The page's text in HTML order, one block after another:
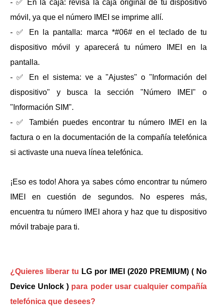
- ✅ En la caja: revisa la caja original de tu dispositivo
móvil, ya que el número IMEI se imprime allí.
- ✅ En la pantalla: marca *#06# en el teclado de tu
dispositivo móvil y aparecerá tu número IMEI en la
pantalla.
- ✅ En el sistema: ve a "Ajustes" o "Información del
dispositivo" y busca la sección "Número IMEI" o
"Información SIM".
- ✅ También puedes encontrar tu número IMEI en la
factura o en la documentación de la compañía telefónica
si activaste una nueva línea telefónica.
¡Eso es todo! Ahora ya sabes cómo encontrar tu número
IMEI en cuestión de segundos. No esperes más,
encuentra tu número IMEI ahora y haz que tu dispositivo
móvil trabaje para ti.
¿Quieres liberar tu LG por IMEI (2020 PREMIUM) ( No
Device Unlock ) para poder usar cualquier compañía
telefónica que desees?